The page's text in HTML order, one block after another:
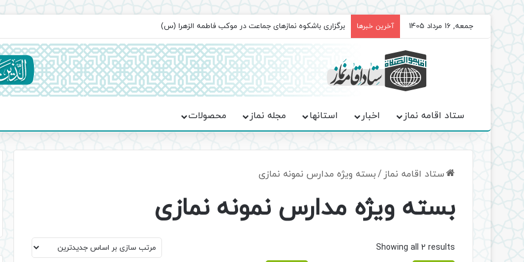
جمعه, 16 مرداد 1405 آخرین خبرها برگزاری باشکوه نمازهای جماعت در موکب فاطمه الزهرا (س)
ستاد اقامه نماز اخبار استانها مجله نماز محصولات
ستاد اقامه نماز /بسته ویژه مدارس نمونه نمازی
بسته ویژه مدارس نمونه نمازی
Showing all 2 results
Sorted